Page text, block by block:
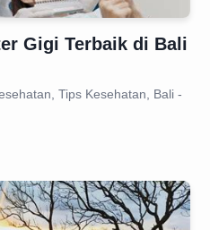
Gigi Terbaik di Bali
Tips Kesehatan, Bali -